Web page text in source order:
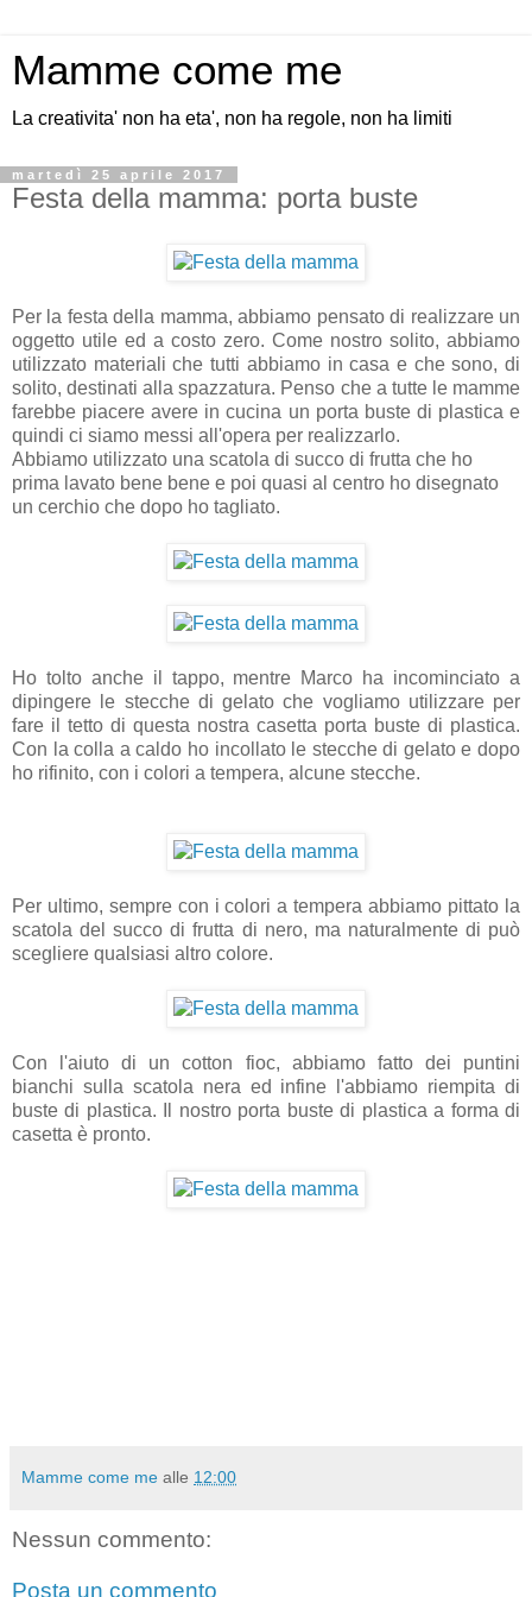
Mamme come me
La creativita' non ha eta', non ha regole, non ha limiti
martedì 25 aprile 2017
Festa della mamma: porta buste
Per la festa della mamma, abbiamo pensato di realizzare un
oggetto utile ed a costo zero. Come nostro solito, abbiamo
utilizzato materiali che tutti abbiamo in casa e che sono, di
solito, destinati alla spazzatura. Penso che a tutte le mamme
farebbe piacere avere in cucina un porta buste di plastica e
quindi ci siamo messi all'opera per realizzarlo.
Abbiamo utilizzato una scatola di succo di frutta che ho
prima lavato bene bene e poi quasi al centro ho disegnato
un cerchio che dopo ho tagliato.
Ho tolto anche il tappo, mentre Marco ha incominciato a
dipingere le stecche di gelato che vogliamo utilizzare per
fare il tetto di questa nostra casetta porta buste di plastica.
Con la colla a caldo ho incollato le stecche di gelato e dopo
ho rifinito, con i colori a tempera, alcune stecche.
Per ultimo, sempre con i colori a tempera abbiamo pittato la
scatola del succo di frutta di nero, ma naturalmente di può
scegliere qualsiasi altro colore.
Con l'aiuto di un cotton fioc, abbiamo fatto dei puntini
bianchi sulla scatola nera ed infine l'abbiamo riempita di
buste di plastica. Il nostro porta buste di plastica a forma di
casetta è pronto.
Mamme come me alle 12:00
Nessun commento:
Posta un commento